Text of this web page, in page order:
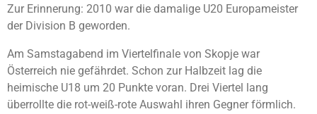
Zur Erinnerung: 2010 war die damalige U20 Europameister
der Division B geworden.
Am Samstagabend im Viertelfinale von Skopje war
Österreich nie gefährdet. Schon zur Halbzeit lag die
heimische U18 um 20 Punkte voran. Drei Viertel lang
überrollte die rot-weiß-rote Auswahl ihren Gegner förmlich.